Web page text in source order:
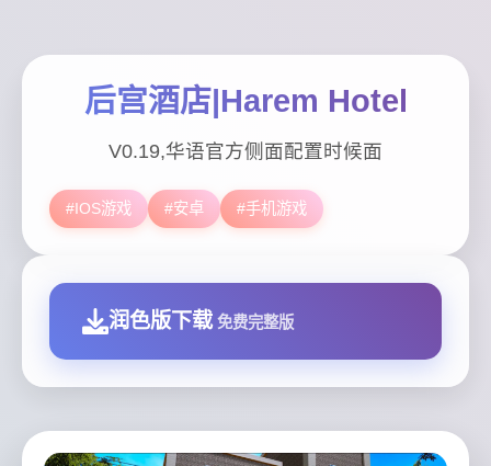
后宫酒店|Harem Hotel
V0.19,华语官方侧面配置时候面
#IOS游戏 #安卓 #手机游戏
润色版下载 免费完整版